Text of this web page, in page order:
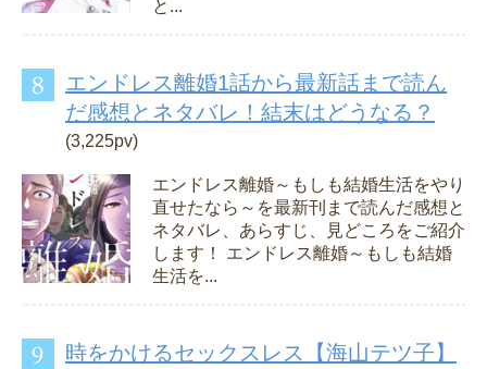
と...
エンドレス離婚1話から最新話まで読ん
だ感想とネタバレ！結末はどうなる？
(3,225pv)
エンドレス離婚～もしも結婚生活をやり
直せたなら～を最新刊まで読んだ感想と
ネタバレ、あらすじ、見どころをご紹介
します！ エンドレス離婚～もしも結婚
生活を...
時をかけるセックスレス【海山テツ子】